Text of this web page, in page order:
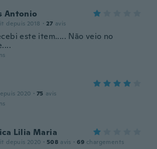
Antonio
depuis 2018 · 27 avis
este item..... Não veio no
2020 · 75 avis
Lilia Maria
depuis 2020 · 508 avis · 69 chargements